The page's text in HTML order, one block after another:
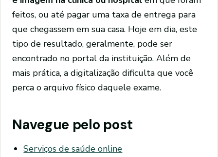
feitos, ou até pagar uma taxa de entrega para
que chegassem em sua casa. Hoje em dia, este
tipo de resultado, geralmente, pode ser
encontrado no portal da instituição. Além de
mais prática, a digitalização dificulta que você
perca o arquivo físico daquele exame.
Navegue pelo post
Serviços de saúde online